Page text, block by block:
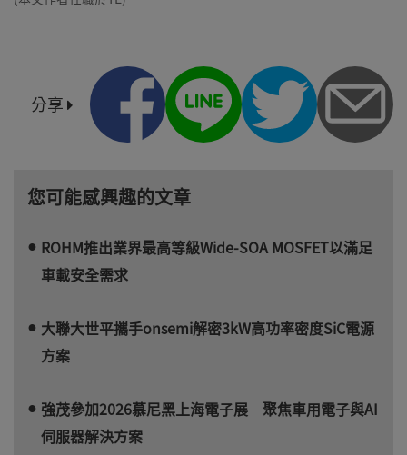
分享
您可能感興趣的文章
ROHM推出業界最高等級Wide-SOA MOSFET以滿足
車載安全需求
大聯大世平攜手onsemi解密3kW高功率密度SiC電源
方案
強茂參加2026慕尼黑上海電子展 聚焦車用電子與AI
伺服器解決方案